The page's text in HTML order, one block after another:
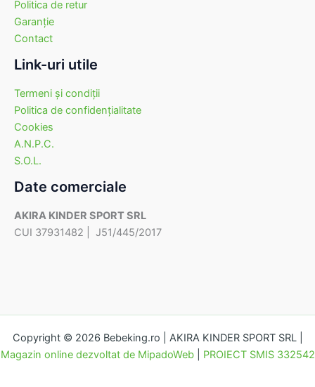
Politica de retur
Garanţie
Contact
Link-uri utile
Termeni şi condiţii
Politica de confidenţialitate
Cookies
A.N.P.C.
S.O.L.
Date comerciale
AKIRA KINDER SPORT SRL
CUI 37931482 | J51/445/2017
Copyright © 2026 Bebeking.ro | AKIRA KINDER SPORT SRL |
Magazin online dezvoltat de MipadoWeb| PROIECT SMIS 332542